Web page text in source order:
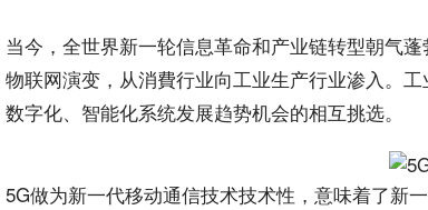
当今，全世界新一轮信息革命和产业链转型朝气
物联网演变，从消費行业向工业生产行业渗入。 工
数字化、智能化系统发展趋势机会的相互挑选。
5G做为新一代移动通信技术技术性，意味着了新